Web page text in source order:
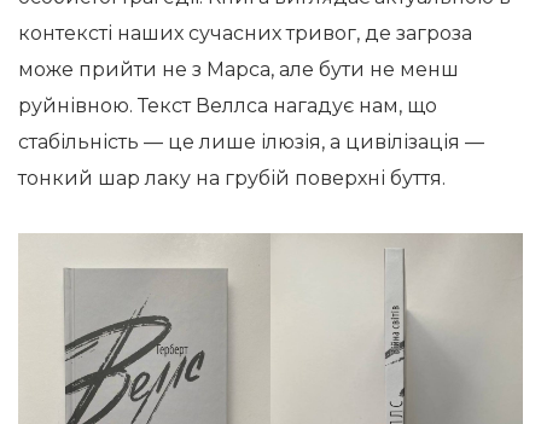
контексті наших сучасних тривог, де загроза
може прийти не з Марса, але бути не менш
руйнівною. Текст Веллса нагадує нам, що
стабільність — це лише ілюзія, а цивілізація —
тонкий шар лаку на грубій поверхні буття.